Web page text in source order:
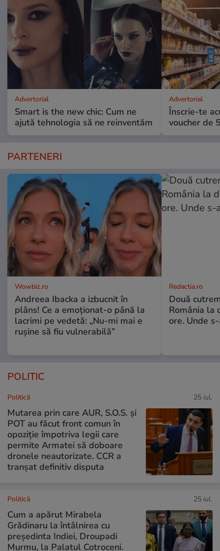
Advertorial
Smart is the new chic: Cum ne
ajută tehnologia să ne reinventăm
Advertorial
Înscrie-te
voucher de
PARTENERI
Wowbiz.ro
Andreea Ibacka a izbucnit în
plâns! Ce a emoționat-o până la
lacrimi pe vedetă: „Nu-mi mai e
rușine să fiu vulnerabilă”
Redactia.ro
Două
România la
ore. Unde
POLITIC
Politică 25 iul.
Mutarea prin care AUR, S.O.S. și
POT au făcut front comun în
opoziție împotriva legii care
permite Armatei să doboare
dronele neautorizate. CCR a
tranșat definitiv disputa
Politică 25 iul.
Cum a apărut Mirabela
Grădinaru la întâlnirea cu
președinta Indiei, Droupadi
Murmu, la Palatul Cotroceni.